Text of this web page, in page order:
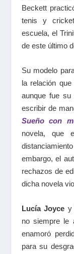
Beckett
tenis y
escuela, el
de este último
Su modelo
la relación
aunque fue su
escribir de
Sueño con
novela, que
embargo, el
rechazos de
dicha novela
Lucía Joyce y
no siempre le
enamoró
para su